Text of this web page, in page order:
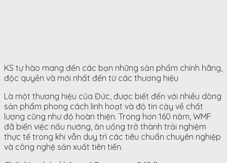
KS tự hào mang đến các bạn những sản phẩm chính hãng,
độc quyền và mới nhất đến từ các thương hiệu
Là một thương hiệu của Đức, được biết đến với nhiều dòng
sản phẩm phong cách linh hoạt và độ tin cậy về chất
lượng cũng như độ hoàn thiện. Trong hơn 160 năm, WMF
đã biến việc nấu nướng, ăn uống trở thành trải nghiệm
thực tế trong khi vẫn duy trì các tiêu chuẩn chuyên nghiệp
và công nghệ sản xuất tiên tiến.